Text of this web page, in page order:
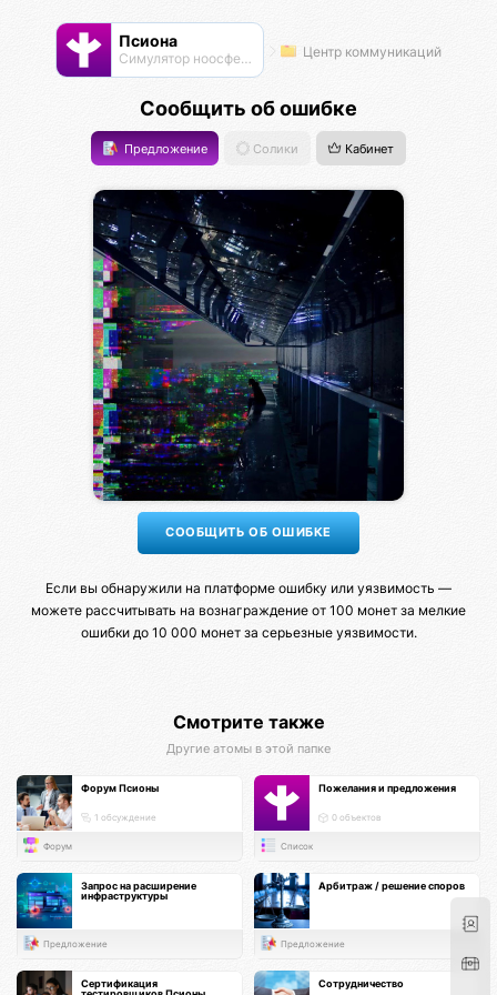
Псиона
Cимулятор ноосферы Центр коммуникаций
Сообщить об ошибке
Предложение Солики Кабинет
Если вы обнаружили на платформе ошибку или уязвимость —
можете рассчитывать на вознаграждение от 100 монет за мелкие
ошибки до 10 000 монет за серьезные уязвимости.
Смотрите также
Другие атомы в этой папке
Форум Псионы
1 обсуждение
Форум
Пожелания и предложения
0 объектов
Список
Запрос на расширение
инфраструктуры
Предложение
Арбитраж / решение споров
Предложение
Сертификация
Сотрудничество